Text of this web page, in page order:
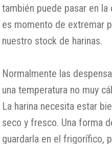
también puede pasar en
es momento de extremar
nuestro stock de harinas.
Normalmente las
una temperatura no muy
La harina necesita estar
seco y fresco. Una forma
guardarla en el frigorífico,